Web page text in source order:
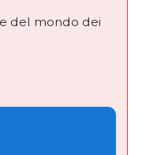
del mondo dei